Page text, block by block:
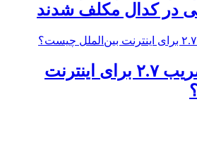
در کدال مکلف شدند
ماجرای اعمال ضریب ۲.۷ برای اینترنت